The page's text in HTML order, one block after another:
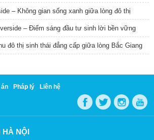
– Không gian sống xanh giữa lòng đô thị
– Điểm sáng đầu tư sinh lời bền vững
đô thị sinh thái đẳng cấp giữa lòng Bắc Giang
án Pháp lý Liên hệ
HÀ NỘI